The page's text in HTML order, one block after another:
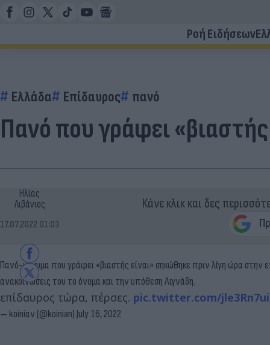
Ροή Ειδήσεων
Ελλάδα Επίδαυρος πανό
Πανό που γράφει
Ηλίας
Λιβάνιος
17.07.2022 01:03
Κάνε κλικ και δες
Πανό-μήνυμα που γράφει «βιαστής είναι» σηκώθηκε πριν λίγη ώρα στην
ανακοινώσεις του το όνομα και την υπόθεση Λιγνάδη.
επίδαυρος τώρα, πέρσες. pic.twitter.com/
— koiniαν (@koinian) July 16, 2022